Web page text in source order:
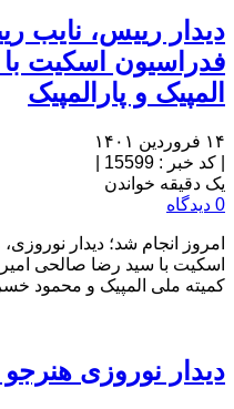
دیدار رییس، نایب
فدراسیون اسکیت
المپیک و پارالمپیک
۱۴ فروردین ۱۴۰۱
کد خبر : 15599
یک دقیقه خواندن
0 دیدگاه
امروز انجام شد؛ دیدار
اسکیت با سید رضا صالحی
کمیته ملی المپیک و محمود
دیدار نوروزی